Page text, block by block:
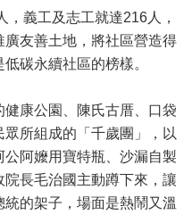
義工及志工就達216人，
友善土地，將社區營造得
碳永續社區的榜樣。
康公園、陳氏古厝、口袋
所組成的「千歲團」，以
阿嬤用寶特瓶、沙漏自製
長毛治國主動蹲下來，讓
的架子，場面是熱鬧又溫